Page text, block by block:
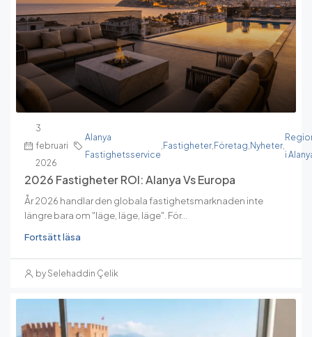
3
februari
2026
Alanya
Fastighetsservice
, Fastigheter, Företag,Nyheter,
i
2026 Fastigheter ROI: Alanya Vs Europa
År 2026 handlar den globala fastighetsmarknaden inte
längre bara om "läge, läge, läge". För...
Fortsätt läsa
by Selehaddin Çelik